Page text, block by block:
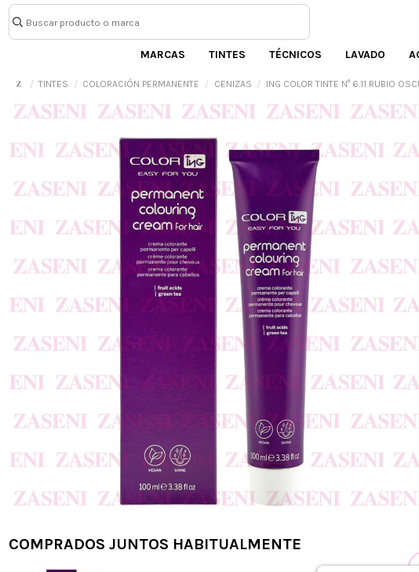
MARCAS TINTES TÉCNICOS LAVADO
TINTES COLORACIÓN PERMANENTE CENIZAS ING COLOR TINTE N° 6.11 RUBIO
COMPRADOS JUNTOS HABITUALMENTE